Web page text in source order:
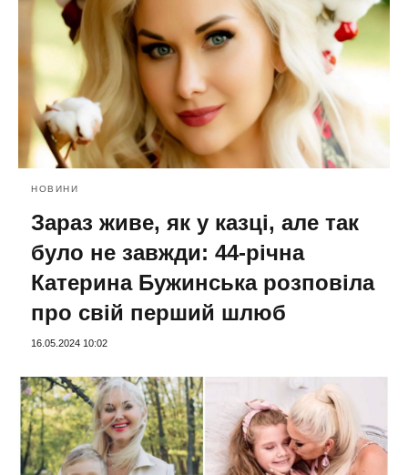
НОВИНИ
Зараз живе, як у казці, але так
було не завжди: 44-річна
Катерина Бужинська розповіла
про свій перший шлюб
16.05.2024 10:02